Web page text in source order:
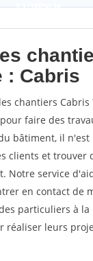
9,5(100%)36
votes
: Cabris
chantiers Cabris
faire des
bâtiment, il n'est
clients et trouver
Notre service
en contact de
particuliers à la
réaliser leurs